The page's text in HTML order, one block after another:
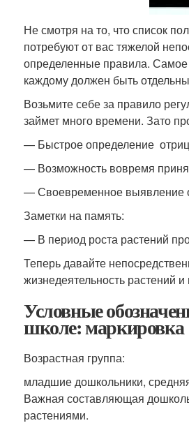
Не смотря на то, что список
потребуют от вас тяжелой
определенные правила.
каждому должен быть
Возьмите себе за правило
займет много времени. Зато
— Быстрое определение
— Возможность вовремя
— Своевременное выявление
Заметки на память:
— В период роста растений
Теперь давайте
жизнедеятельность растений
Условные
школе: маркировка
Возрастная группа:
младшие дошкольники,
Важная составляющая
растениями.